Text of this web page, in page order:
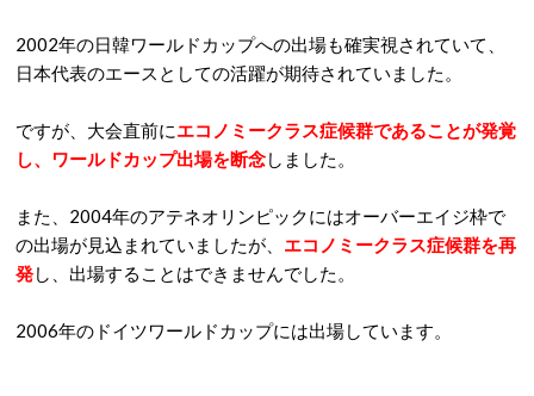
2002年の日韓ワールドカップへの出場も確実視されていて、
日本代表のエースとしての活躍が期待されていました。
ですが、大会直前にエコノミークラス症候群であることが発覚
し、ワールドカップ出場を断念しました。
また、2004年のアテネオリンピックにはオーバーエイジ枠で
の出場が見込まれていましたが、 エコノミークラス症候群を再
発し、出場することはできませんでした。
2006年のドイツワールドカップには出場しています。